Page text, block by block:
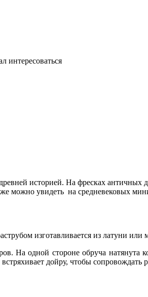
интересоваться
историей. На фресках античных
можно увидеть на средневековых
изготавливается из латуни или
На одной стороне обруча натянута
дойру, чтобы